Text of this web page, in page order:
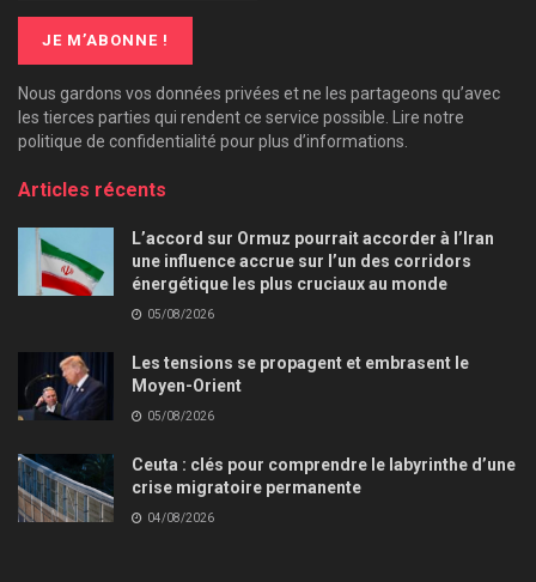
Nous gardons vos données privées et ne les partageons qu’avec
les tierces parties qui rendent ce service possible. Lire notre
politique de confidentialité pour plus d’informations.
Articles récents
L’accord sur Ormuz pourrait accorder à l’Iran
une influence accrue sur l’un des corridors
énergétique les plus cruciaux au monde
05/08/2026
Les tensions se propagent et embrasent le
Moyen-Orient
05/08/2026
Ceuta : clés pour comprendre le labyrinthe d’une
crise migratoire permanente
04/08/2026